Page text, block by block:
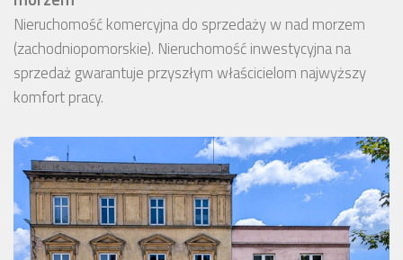
Nieruchomość komercyjna do sprzedaży w nad morzem
(zachodniopomorskie). Nieruchomość inwestycyjna na
sprzedaż gwarantuje przyszłym właścicielom najwyższy
komfort pracy.